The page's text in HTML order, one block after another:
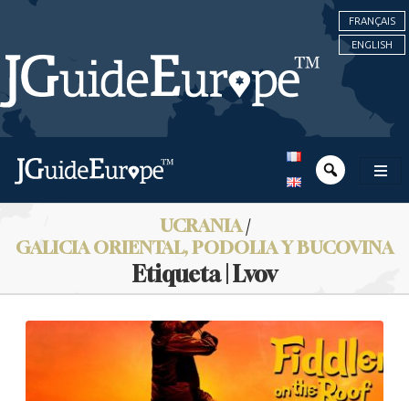
FRANÇAIS
ENGLISH
UCRANIA/
GALICIA ORIENTAL, PODOLIA Y BUCOVINA
Etiqueta | Lvov